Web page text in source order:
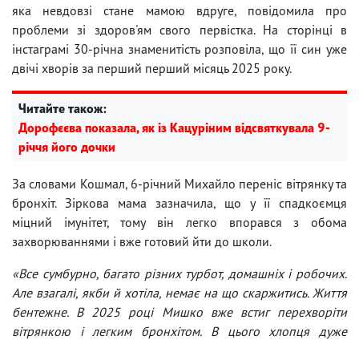
яка невдовзі стане мамою вдруге, повідомила про
проблеми зі здоров'ям свого первістка. На сторінці в
інстаграмі 30-річна знаменитість розповіла, що її син уже
двічі хворів за перший перший місяць 2025 року.
Читайте також:
Дорофєєва показала, як із Кацуріним відсвяткувала 9-
річчя його дочки
За словами Кошмал, 6-річний Михайло переніс вітрянку та
бронхіт. Зіркова мама зазначила, що у її спадкоємця
міцний імунітет, тому він легко впорався з обома
захворюваннями і вже готовий йти до школи.
«Все сумбурно, багато різних турбот, домашніх і робочих.
Але взагалі, якби й хотіла, немає на що скаржитись. Життя
бентежне. В 2025 році Мишко вже встиг перехворіти
вітрянкою і легким бронхітом. В цього хлопця дуже